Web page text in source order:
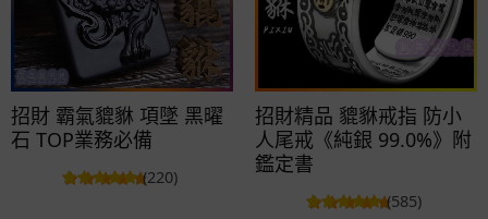
招財 霸氣貔貅 項墜 黑曜
石 TOP業務必備
(220)
招財精品 貔貅戒指 防小
人尾戒《純銀 99.0%》附
鑑定書
(585)